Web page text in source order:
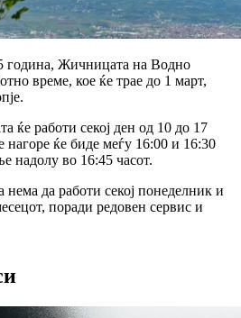
година, Жичницата на Водно
време, кое ќе трае до 1 март,
ќе работи секој ден од 10 до 17
нагоре ќе биде меѓу 16:00 и 16:30
надолу во 16:45 часот.
да работи секој понеделник и
поради редовен сервис и